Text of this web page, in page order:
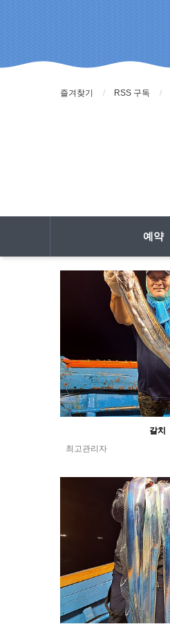
즐겨찾기 RSS 구독
예약
갈치
최고관리자